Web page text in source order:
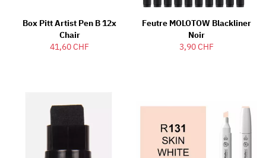
Box Pitt Artist Pen B 12x
Chair
41,60 CHF
Feutre MOLOTOW Blackliner
Noir
3,90 CHF